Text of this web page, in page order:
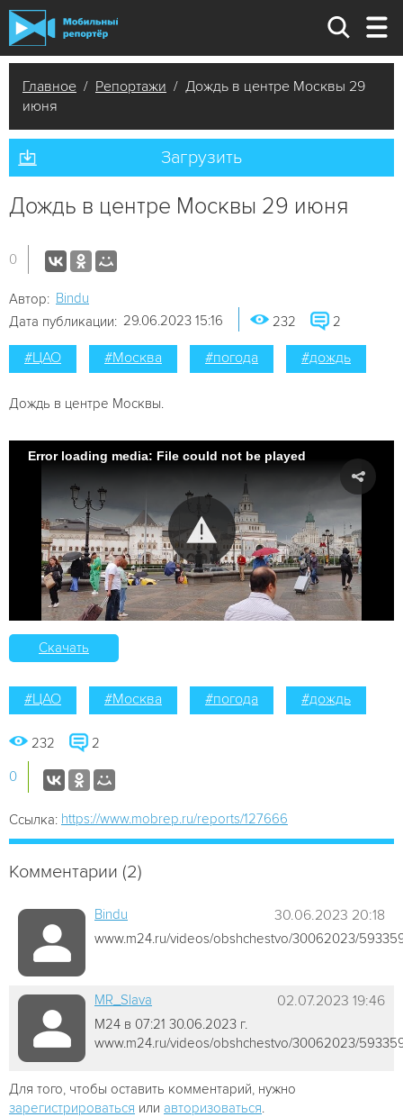
Главное / Репортажи / Дождь в центре Москвы 29
июня
Загрузить
Дождь в центре Москвы 29 июня
0
Автор: Bindu
Дата публикации: 29.06.2023 15:16 232 2
#ЦАО #Москва #погода #дождь
Дождь в центре Москвы.
Error loading media: File could not be played
Скачать
#ЦАО #Москва #погода #дождь
232 2
0
Ссылка: https://www.mobrep.ru/reports/127666
Комментарии (2)
Bindu 30.06.2023 20:18
www.m24.ru/videos/obshchestvo/30062023/
MR_Slava 02.07.2023 19:46
М24 в 07:21 30.06.2023 г.
www.m24.ru/videos/obshchestvo/30062023/
Для того, чтобы оставить комментарий, нужно
зарегистрироваться или авторизоваться